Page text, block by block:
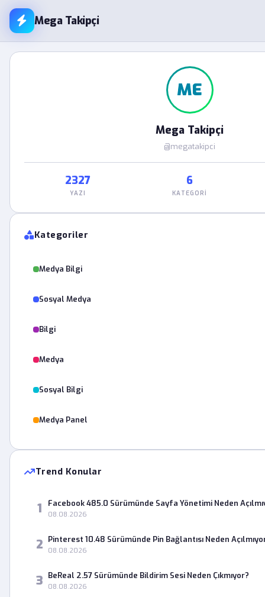
Mega Takipçi
ME
Mega Takipçi
@megatakipci
2327
YAZI
6
KATEGORI
Kategoriler
Medya Bilgi
Sosyal Medya
Bilgi
Medya
Sosyal Bilgi
Medya Panel
Trend Konular
1 Facebook 485.0 Sürümünde Sayfa Yönetimi Neden
08.08.2026
2 Pinterest 10.48 Sürümünde Pin Bağlantısı Neden
08.08.2026
3 BeReal 2.57 Sürümünde Bildirim Sesi Neden Çıkmıyor?
08.08.2026